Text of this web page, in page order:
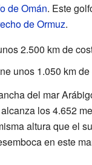
de Omán. Este
de Ormuz.
2.500 km de
unos 1.050 km de
del mar
los 4.652
altura que el
en este